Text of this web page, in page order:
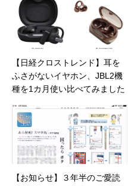
【日経クロストレンド】耳を
ふさがないイヤホン、JBL2機
種を1カ月使い比べてみました
【お知らせ】３年半のご愛読